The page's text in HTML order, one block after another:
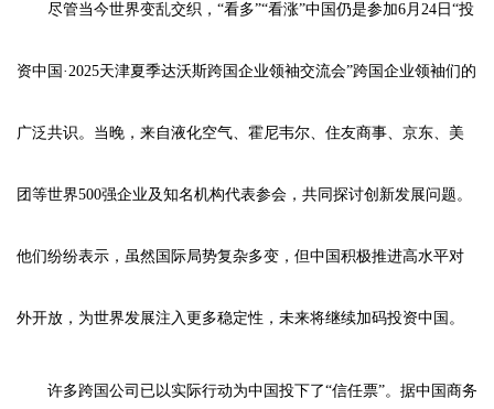
尽管当今世界变乱交织，“看多”“看涨”中国仍是参加6月24日“投
资中国·2025天津夏季达沃斯跨国企业领袖交流会”跨国企业领袖们的
广泛共识。当晚，来自液化空气、霍尼韦尔、住友商事、京东、美
团等世界500强企业及知名机构代表参会，共同探讨创新发展问题。
他们纷纷表示，虽然国际局势复杂多变，但中国积极推进高水平对
外开放，为世界发展注入更多稳定性，未来将继续加码投资中国。
许多跨国公司已以实际行动为中国投下了“信任票”。据中国商务